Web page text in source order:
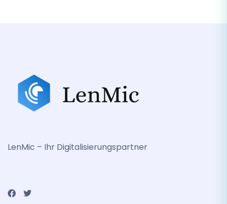
LenMic – Ihr Digitalisierungspartner